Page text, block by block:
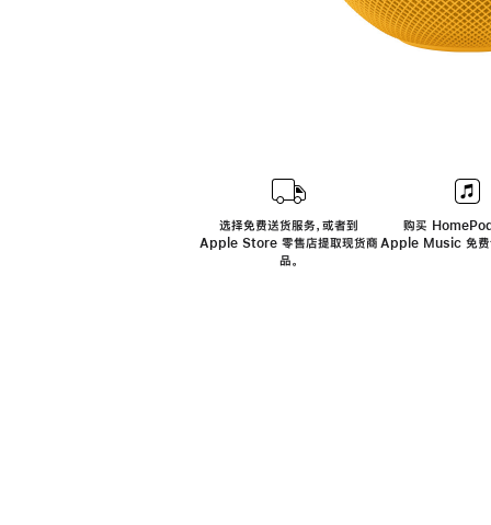
选择免费送货服务，或者到
Apple Store 零售店提取现货商
品。
购买
Apple Music 免费